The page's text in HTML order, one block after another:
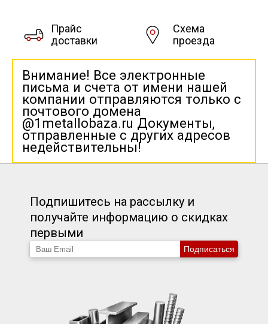
Прайс
доставки
Схема
проезда
Внимание! Все электронные
письма и счета от имени нашей
компании отправляются только с
почтового домена
@1metallobaza.ru Документы,
отправленные с других адресов
недействительны!
Подпишитесь на рассылку и
получайте информацию о скидках
первыми
Подписаться